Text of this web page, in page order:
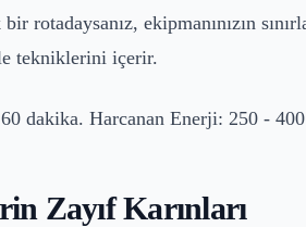
ekipmanınızın
tekniklerini içerir.
dakika. Harcanan Enerji: 250 -
Zayıf Karınları